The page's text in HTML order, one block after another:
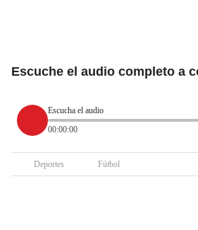
Escuche el audio completo a
Escucha el audio
00:00:00
Deportes Fútbol